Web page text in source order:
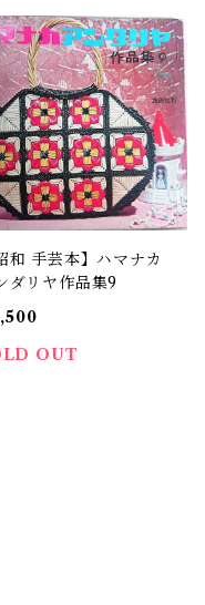
和 手芸本】ハマナカ
ダリヤ作品集9
OUT